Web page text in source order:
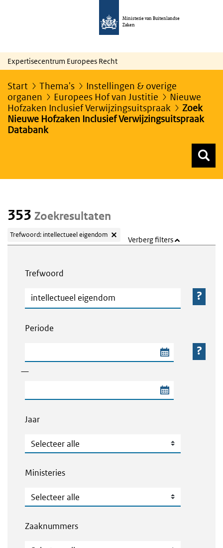
Ministerie van Buitenlandse
Zaken
Expertisecentrum Europees Recht
Start Thema's
Instellingen & overige
organen
Europees Hof van Justitie
Nieuwe
Hofzaken Inclusief Verwijzingsuitspraak
Zoek
Nieuwe Hofzaken Inclusief Verwijzingsuitspraak
Databank
353 Zoekresultaten
Trefwoord: intellectueel eigendom
Verberg filters
Trefwoord
Trefwoord
Periode
—
Jaar
Jaar
Ministeries
Ministeries
Zaaknummers